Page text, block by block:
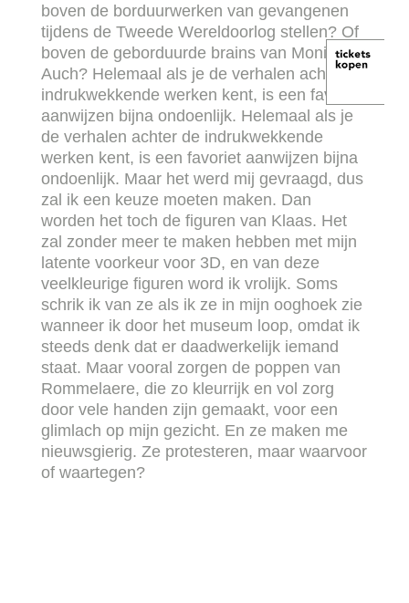
boven de borduurwerken van gevangenen
tijdens de Tweede Wereldoorlog stellen? Of
boven de geborduurde brains van Monika
Auch? Helemaal als je de verhalen achter de
indrukwekkende werken kent, is een favoriet
aanwijzen bijna ondoenlijk. Helemaal als je
de verhalen achter de indrukwekkende
werken kent, is een favoriet aanwijzen bijna
ondoenlijk. Maar het werd mij gevraagd, dus
zal ik een keuze moeten maken. Dan
worden het toch de figuren van Klaas. Het
zal zonder meer te maken hebben met mijn
latente voorkeur voor 3D, en van deze
veelkleurige figuren word ik vrolijk. Soms
schrik ik van ze als ik ze in mijn ooghoek zie
wanneer ik door het museum loop, omdat ik
steeds denk dat er daadwerkelijk iemand
staat. Maar vooral zorgen de poppen van
Rommelaere, die zo kleurrijk en vol zorg
door vele handen zijn gemaakt, voor een
glimlach op mijn gezicht. En ze maken me
nieuwsgierig. Ze protesteren, maar waarvoor
of waartegen?